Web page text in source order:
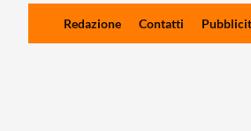
Redazione Contatti